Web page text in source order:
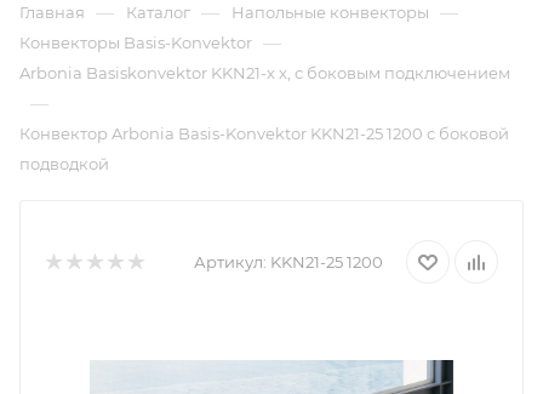
Главная — Каталог — Напольные конвекторы —
Конвекторы Basis-Konvektor —
Arbonia Basiskonvektor KKN21-х x, с боковым подключением
—
Конвектор Arbonia Basis-Konvektor KKN21-25 1200 с боковой
подводкой
Артикул: KKN21-25 1200